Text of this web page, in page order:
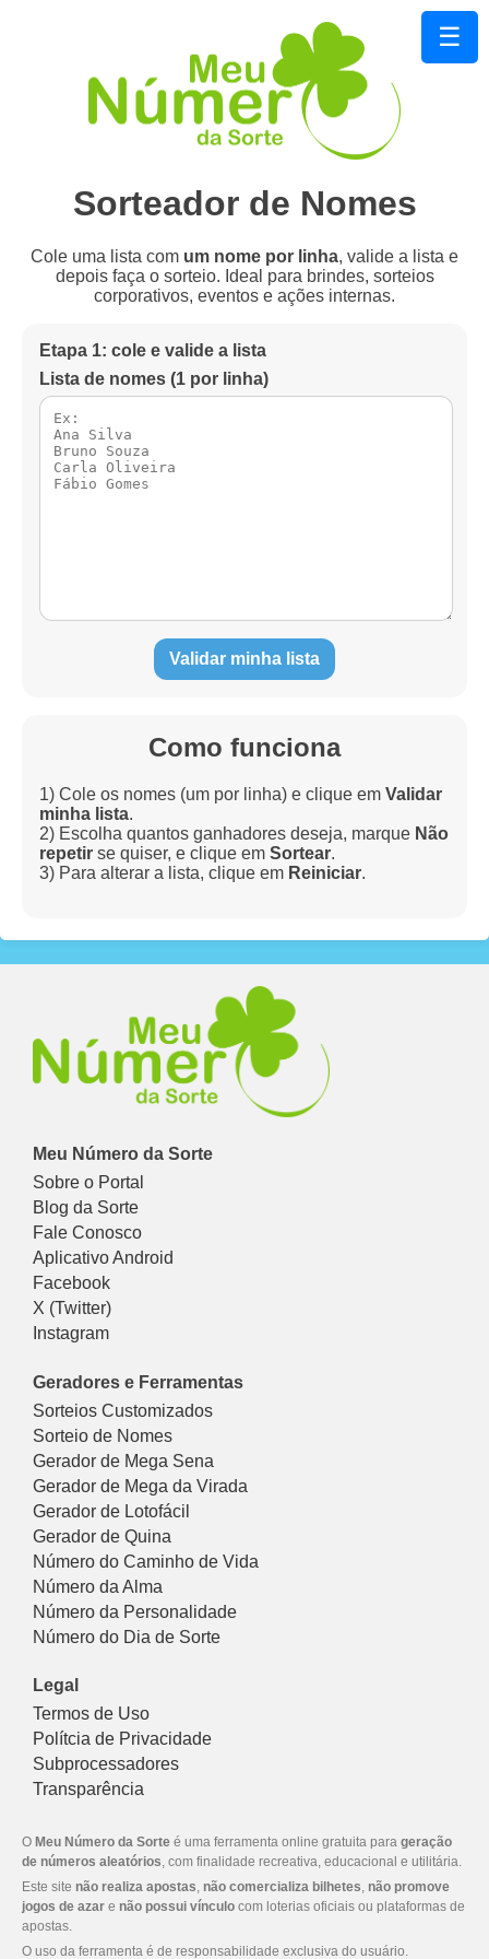
☰
Sorteador de Nomes
Cole uma lista com um nome por linha, valide a lista e
depois faça o sorteio. Ideal para brindes, sorteios
corporativos, eventos e ações internas.
Etapa 1: cole e valide a lista
Lista de nomes (1 por linha)
Validar minha lista
Como funciona
1) Cole os nomes (um por linha) e clique em Validar
minha lista.
2) Escolha quantos ganhadores deseja, marque Não
repetir se quiser, e clique em Sortear.
3) Para alterar a lista, clique em Reiniciar.
Meu Número da Sorte
Sobre o Portal
Blog da Sorte
Fale Conosco
Aplicativo Android
Facebook
X (Twitter)
Instagram
Geradores e Ferramentas
Sorteios Customizados
Sorteio de Nomes
Gerador de Mega Sena
Gerador de Mega da Virada
Gerador de Lotofácil
Gerador de Quina
Número do Caminho de Vida
Número da Alma
Número da Personalidade
Número do Dia de Sorte
Legal
Termos de Uso
Polítcia de Privacidade
Subprocessadores
Transparência
O Meu Número da Sorte é uma ferramenta online gratuita para geração
de números aleatórios, com finalidade recreativa, educacional e utilitária.
Este site não realiza apostas, não comercializa bilhetes, não promove
jogos de azar e não possui vínculo com loterias oficiais ou plataformas de
apostas.
O uso da ferramenta é de responsabilidade exclusiva do usuário.